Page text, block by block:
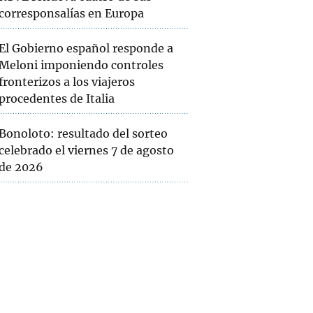
en Europa
Gobierno español responde a
imponiendo controles
a los viajeros
de Italia
resultado del sorteo
el viernes 7 de agosto
2026